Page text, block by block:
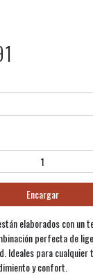
Encargar
elaborados con un
perfecta de
Ideales para
y confort.